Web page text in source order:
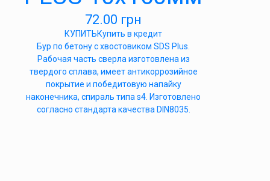
72.00 грн
КУПИТЬКупить в кредит
Бур по бетону с хвостовиком SDS Plus.
Рабочая часть сверла изготовлена из
твердого сплава, имеет антикоррозийное
покрытие и победитовую напайку
наконечника, спираль типа s4. Изготовлено
согласно стандарта качества DIN8035.